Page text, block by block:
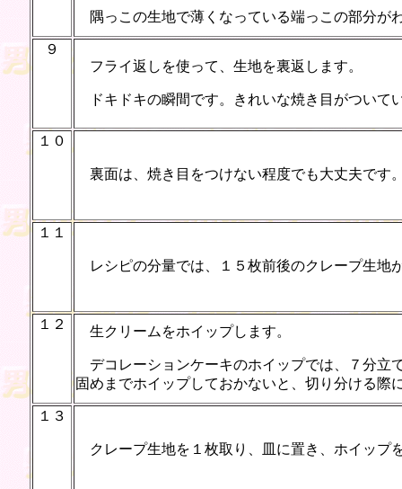
隅っこの生地で薄くなっている端っこの部分が
９
フライ返しを使って、生地を裏返します。
ドキドキの瞬間です。きれいな焼き目がついて
１０
裏面は、焼き目をつけない程度でも大丈夫です
１１
レシピの分量では、１５枚前後のクレープ生地
１２ 生クリームをホイップします。
デコレーションケーキのホイップでは、７分立
固めまでホイップしておかないと、切り分ける際
１３
クレープ生地を１枚取り、皿に置き、ホイップ